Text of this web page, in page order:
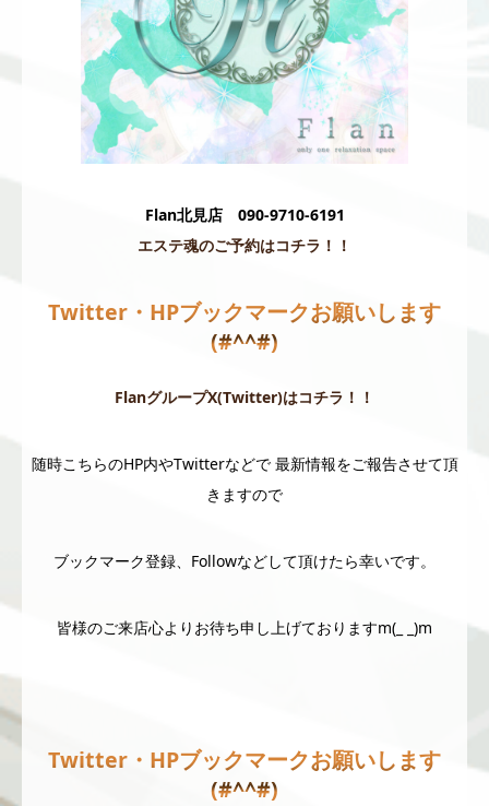
Flan北見店 090-9710-6191
エステ魂のご予約はコチラ！！
Twitter・HPブックマークお願いします
(#^^#)
FlanグループX(Twitter)はコチラ！！
随時こちらのHP内やTwitterなどで 最新情報をご報告させて頂
きますので
ブックマーク登録、Followなどして頂けたら幸いです。
皆様のご来店心よりお待ち申し上げておりますm(_ _)m
Twitter・HPブックマークお願いします
(#^^#)